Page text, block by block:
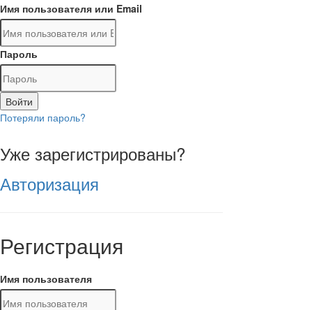
Имя пользователя или Email
Пароль
Войти
Потеряли пароль?
Уже зарегистрированы?
Авторизация
Регистрация
Имя пользователя